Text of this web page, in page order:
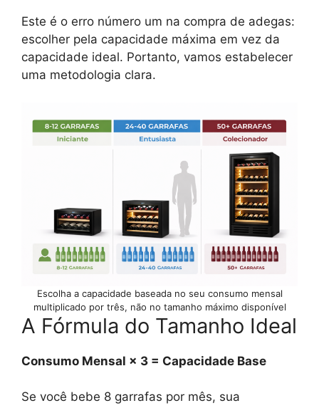
Este é o erro número um na compra de adegas:
escolher pela capacidade máxima em vez da
capacidade ideal. Portanto, vamos estabelecer
uma metodologia clara.
Escolha a capacidade baseada no seu consumo mensal
multiplicado por três, não no tamanho máximo disponível
A Fórmula do Tamanho Ideal
Consumo Mensal × 3 = Capacidade Base
Se você bebe 8 garrafas por mês, sua